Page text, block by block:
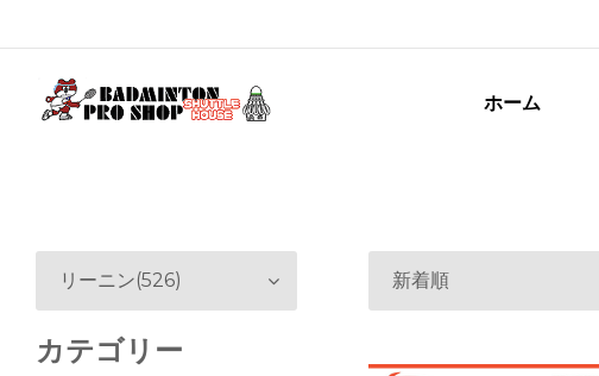
ホーム
新着順
リーニン(526)
カテゴリー